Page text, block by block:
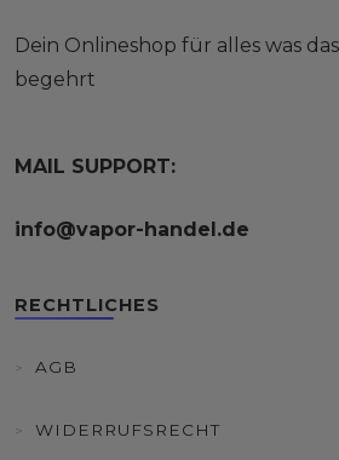
Dein Onlineshop für alles was
begehrt
MAIL SUPPORT:
info@vapor-handel.de
RECHTLICHES
AGB
WIDERRUFSRECHT